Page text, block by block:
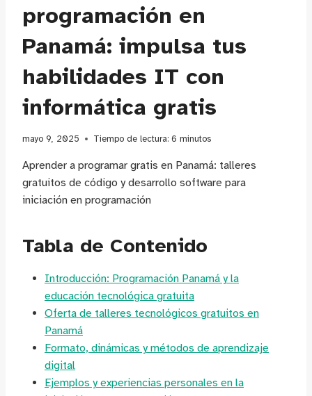
programación en
Panamá: impulsa tus
habilidades IT con
informática gratis
mayo 9, 2025 Tiempo de lectura: 6 minutos
Aprender a programar gratis en Panamá: talleres
gratuitos de código y desarrollo software para
iniciación en programación
Tabla de Contenido
Introducción: Programación Panamá y la
educación tecnológica gratuita
Oferta de talleres tecnológicos gratuitos en
Panamá
Formato, dinámicas y métodos de aprendizaje
digital
Ejemplos y experiencias personales en la